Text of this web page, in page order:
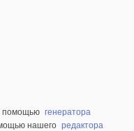
помощью генератора
нашего редактора